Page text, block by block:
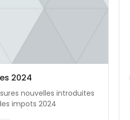
2024
nouvelles introduites
impots 2024